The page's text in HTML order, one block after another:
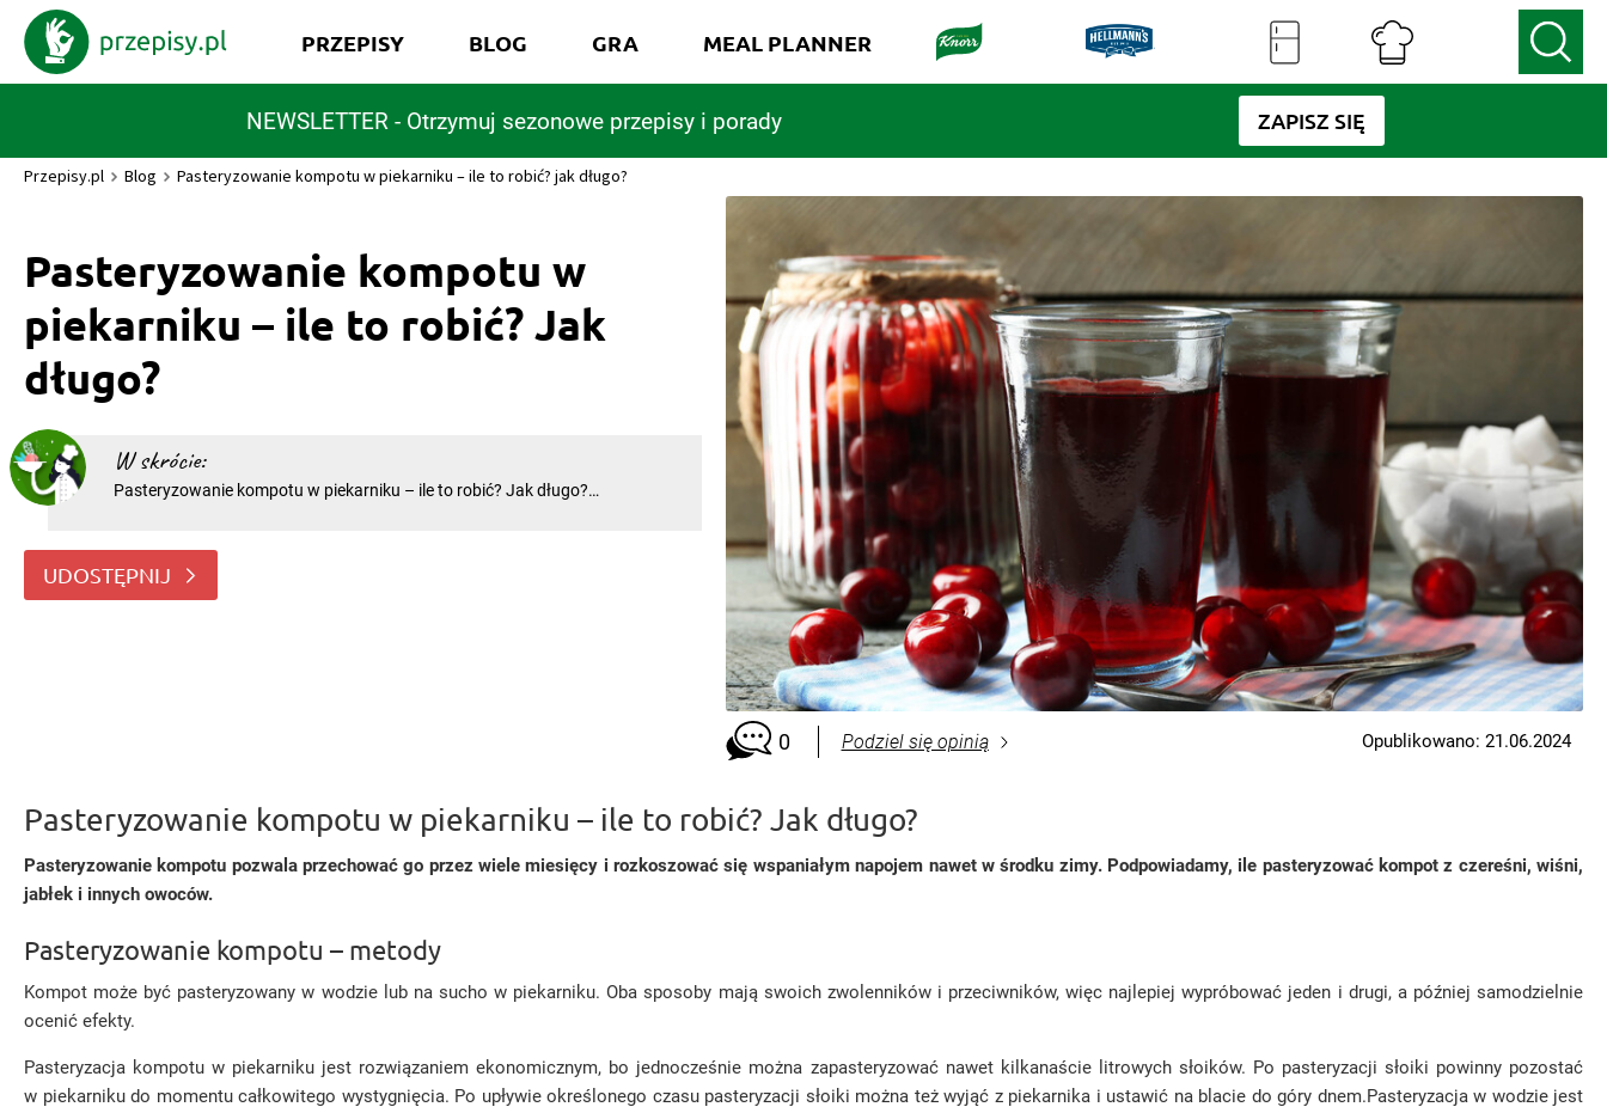
NEWSLETTER - Otrzymuj sezonowe przepisy i porady ZAPISZ SIĘ
PRZEPISY BLOG GRA MEAL PLANNER
Przepisy.pl Blog Pasteryzowanie kompotu w piekarniku – ile to robić? jak długo?
Pasteryzowanie kompotu w
piekarniku – ile to robić? Jak
długo?
W skrócie:
Pasteryzowanie kompotu w piekarniku – ile to robić? Jak długo?
Podpowiadamy, ile pasteryzować kompot z czereśni, wiśni, jabłek i i
UDOSTĘPNIJ
0 Podziel się opinią Opublikowano: 21.06.2024
Pasteryzowanie kompotu w piekarniku – ile to robić? Jak długo?
Pasteryzowanie kompotu pozwala przechować go przez wiele miesięcy i rozkoszować się wspaniałym napojem nawet w środku zimy. Podpowiadamy, ile pasteryzować kompot z czereśni, wiśni,
jabłek i innych owoców.
Pasteryzowanie kompotu – metody
Kompot może być pasteryzowany w wodzie lub na sucho w piekarniku. Oba sposoby mają swoich zwolenników i przeciwników, więc najlepiej wypróbować jeden i drugi, a później samodzielnie
ocenić efekty.
Pasteryzacja kompotu w piekarniku jest rozwiązaniem ekonomicznym, bo jednocześnie można zapasteryzować nawet kilkanaście litrowych słoików. Po pasteryzacji słoiki powinny pozostać
w piekarniku do momentu całkowitego wystygnięcia. Po upływie określonego czasu pasteryzacji słoiki można też wyjąć z piekarnika i ustawić na blacie do góry dnem.Pasteryzacja w wodzie jest